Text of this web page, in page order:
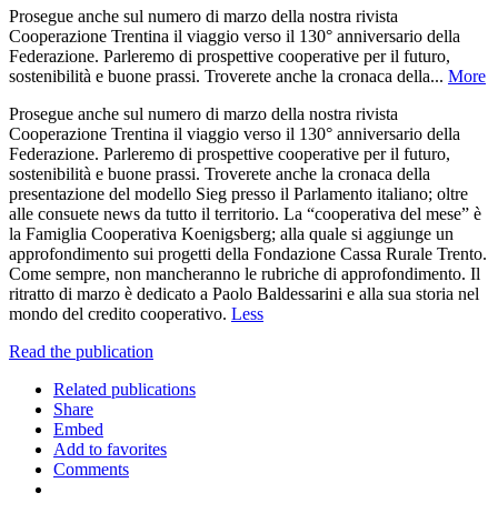
Prosegue anche sul numero di marzo della nostra rivista
Cooperazione Trentina il viaggio verso il 130° anniversario della
Federazione. Parleremo di prospettive cooperative per il futuro,
sostenibilità e buone prassi. Troverete anche la cronaca della... More
Prosegue anche sul numero di marzo della nostra rivista
Cooperazione Trentina il viaggio verso il 130° anniversario della
Federazione. Parleremo di prospettive cooperative per il futuro,
sostenibilità e buone prassi. Troverete anche la cronaca della
presentazione del modello Sieg presso il Parlamento italiano; oltre
alle consuete news da tutto il territorio. La “cooperativa del mese” è
la Famiglia Cooperativa Koenigsberg; alla quale si aggiunge un
approfondimento sui progetti della Fondazione Cassa Rurale Trento.
Come sempre, non mancheranno le rubriche di approfondimento. Il
ritratto di marzo è dedicato a Paolo Baldessarini e alla sua storia nel
mondo del credito cooperativo. Less
Read the publication
Related publications
Share
Embed
Add to favorites
Comments